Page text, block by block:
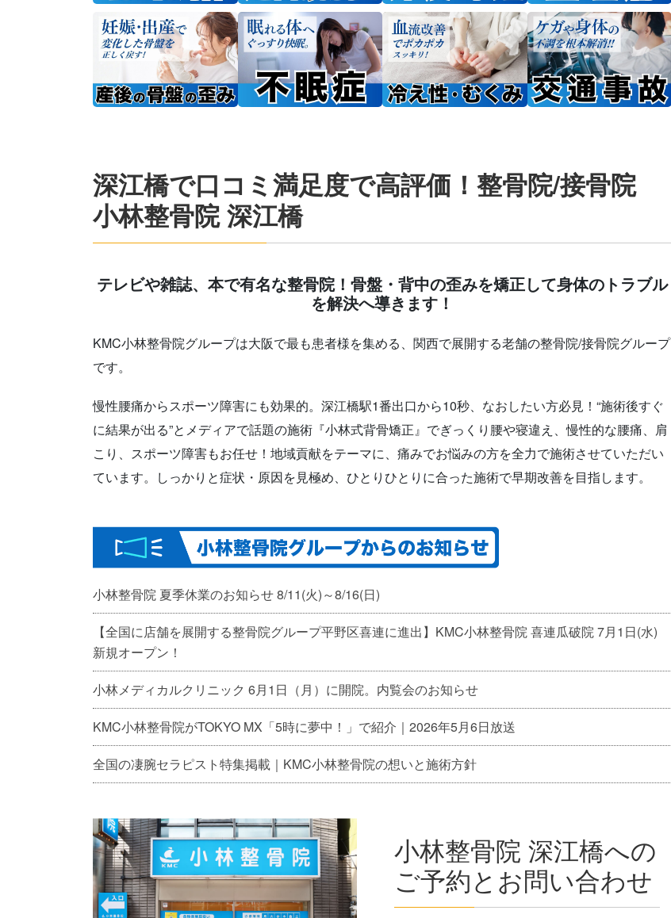
深江橋で口コミ満足度で高評価！整骨院/接骨院
小林整骨院 深江橋
テレビや雑誌、本で有名な整骨院！骨盤・背中の歪みを矯正して身体のトラブル
を解決へ導きます ！
KMC小林整骨院グループは大阪で最も患者様を集める、関西で展開する老舗の整骨院/接骨院グループ
です。
慢性腰痛からスポーツ障害にも効果的。深江橋駅1番出口から10秒、なおしたい方必見！“施術後すぐ
に結果が出る”とメディアで話題の施術『小林式背骨矯正』でぎっくり腰や寝違え、慢性的な腰痛、肩
こり、スポーツ障害もお任せ！地域貢献をテーマに、痛みでお悩みの方を全力で施術させていただい
ています。しっかりと症状・原因を見極め、ひとりひとりに合った施術で早期改善を目指します。
小林整骨院 夏季休業のお知らせ 8/11(火)～8/16(日)
【全国に店舗を展開する整骨院グループ平野区喜連に進出】KMC小林整骨院 喜連瓜破院 7月1日(水)
新規オープン！
小林メディカルクリニック 6月1日（月）に開院。内覧会のお知らせ
KMC小林整骨院がTOKYO MX「5時に夢中！」で紹介｜2026年5月6日放送
全国の凄腕セラピスト特集掲載｜KMC小林整骨院の想いと施術方針
小林整骨院 深江橋への
ご予約とお問い合わせ